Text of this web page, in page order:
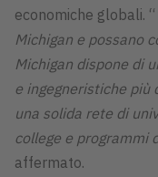
economiche globali. “
Michigan e possano
Michigan dispone di
e ingegneristiche più
una solida rete di
college e programmi
affermato.